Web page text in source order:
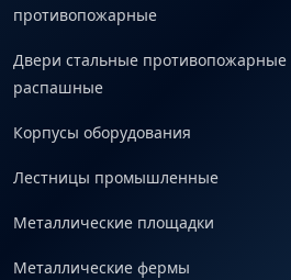
противопожарные
Двери стальные противопожарные
распашные
Корпусы оборудования
Лестницы промышленные
Металлические площадки
Металлические фермы